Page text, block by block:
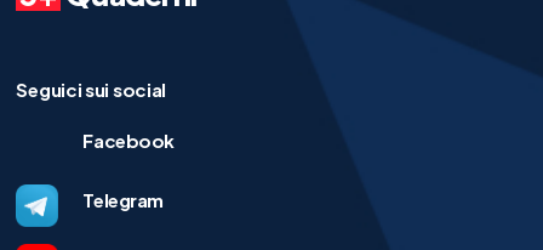
Seguici sui social
Facebook
Telegram